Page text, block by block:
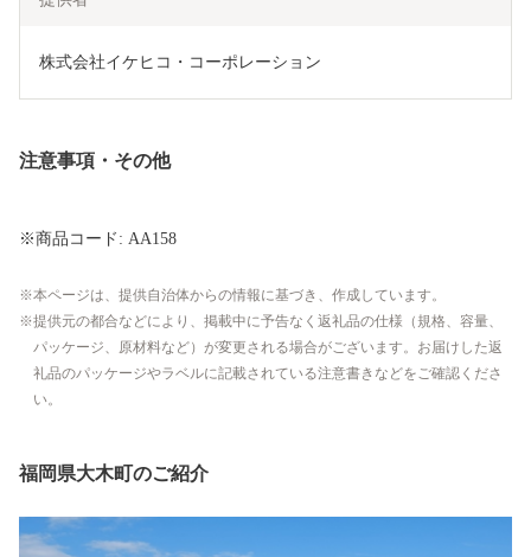
株式会社イケヒコ・コーポレーション
注意事項・その他
※商品コード: AA158
本ページは、提供自治体からの情報に基づき、作成しています。
提供元の都合などにより、掲載中に予告なく返礼品の仕様（規格、容量、
パッケージ、原材料など）が変更される場合がございます。お届けした返
礼品のパッケージやラベルに記載されている注意書きなどをご確認くださ
い。
福岡県大木町のご紹介